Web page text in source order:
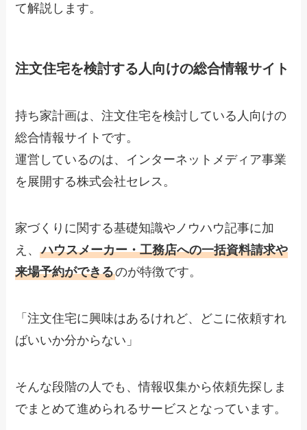
て解説します。
注文住宅を検討する人向けの総合情報サイト
持ち家計画は、注文住宅を検討している人向けの
総合情報サイトです。
運営しているのは、インターネットメディア事業
を展開する株式会社セレス。
家づくりに関する基礎知識やノウハウ記事に加
え、ハウスメーカー・工務店への一括資料請求や
来場予約ができるのが特徴です。
「注文住宅に興味はあるけれど、どこに依頼すれ
ばいいか分からない」
そんな段階の人でも、情報収集から依頼先探しま
でまとめて進められるサービスとなっています。